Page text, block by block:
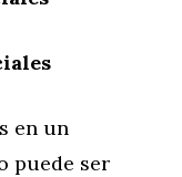
en un
puede ser